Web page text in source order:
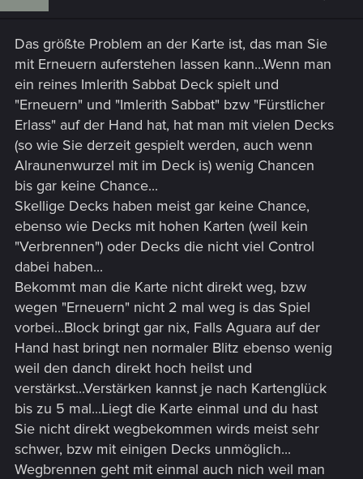
Das größte Problem an der Karte ist, das man Sie
mit Erneuern auferstehen lassen kann...Wenn man
ein reines Imlerith Sabbat Deck spielt und
"Erneuern" und "Imlerith Sabbat" bzw "Fürstlicher
Erlass" auf der Hand hat, hat man mit vielen Decks
(so wie Sie derzeit gespielt werden, auch wenn
Alraunenwurzel mit im Deck is) wenig Chancen
bis gar keine Chance...
Skellige Decks haben meist gar keine Chance,
ebenso wie Decks mit hohen Karten (weil kein
"Verbrennen") oder Decks die nicht viel Control
dabei haben...
Bekommt man die Karte nicht direkt weg, bzw
wegen "Erneuern" nicht 2 mal weg is das Spiel
vorbei...Block bringt gar nix, Falls Aguara auf der
Hand hast bringt nen normaler Blitz ebenso wenig
weil den danch direkt hoch heilst und
verstärkst...Verstärken kannst je nach Kartenglück
bis zu 5 mal...Liegt die Karte einmal und du hast
Sie nicht direkt wegbekommen wirds meist sehr
schwer, bzw mit einigen Decks unmöglich...
Wegbrennen geht mit einmal auch nich weil man